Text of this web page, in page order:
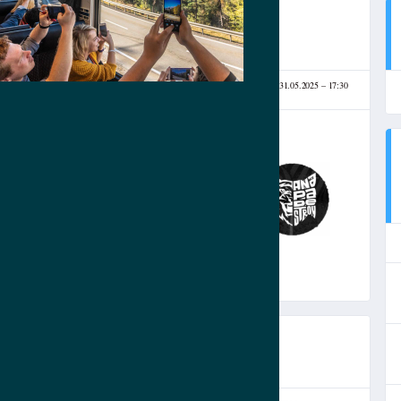
ВИТЯЗЕВО 31.05.2025
17:30